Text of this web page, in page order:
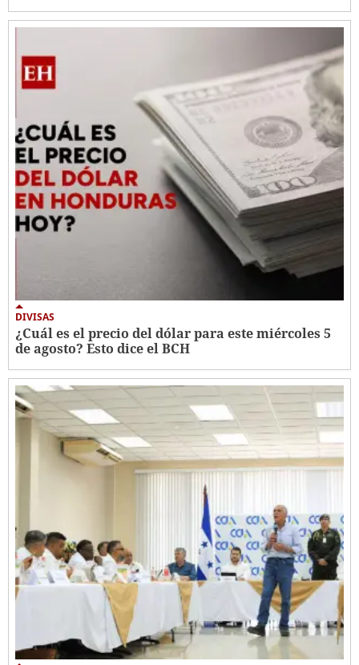
DIVISAS
¿Cuál es el precio del dólar para este miércoles 5
de agosto? Esto dice el BCH